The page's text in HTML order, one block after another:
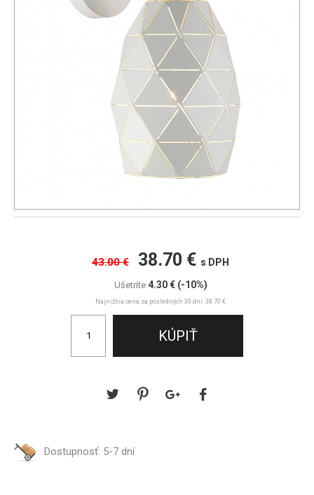
43.00 € 38.70 € s DPH
Ušetríte 4.30 € (-10%)
Najnižšia cena za posledných 30 dní: 38.70 €
Dostupnosť: 5-7 dní